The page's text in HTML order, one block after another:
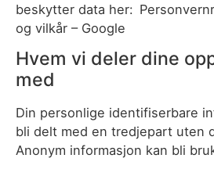
beskytter data her:
og vilkår – Google
Hvem vi deler dine
med
Din personlige identifiserbare
bli delt med en tredjepart uten
Anonym informasjon kan bli